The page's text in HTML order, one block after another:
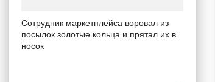
Сотрудник маркетплейса воровал из
посылок золотые кольца и прятал их в
носок